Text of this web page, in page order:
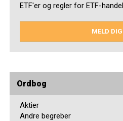
ETF'er og regler for ETF-
MELD
Ordbog
Aktier
Andre begreber